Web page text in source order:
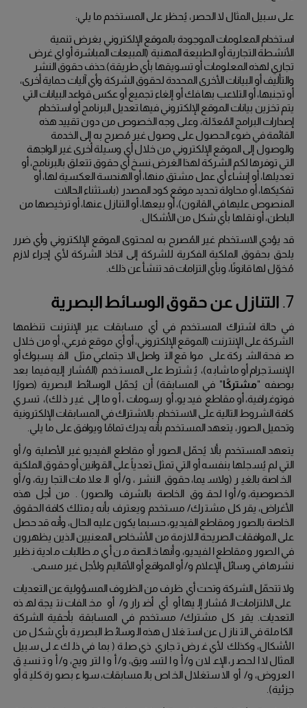
على سبيل المثال لا الحصر، يُحظر على المستخدم ما يلي:
استخدام المعلومات الموجودة بالموقع الإلكتروني بغرض تنمية
الأنشطة التجارية أو الطبيعة المهنية (المبيعات المباشرة أو اي غرض
تجاري لهذه المعلومات أو تسويقها بأي طريقة).حذف حقوق النشر
والتأليف أو البيانات الأخرى المحددة لحقوق الشركة وأي آليات حماية أخرى،
أو تجنبها، أو التلاعب بها. فك أو إلغاء تجميع أو عكس قواعد البيانات التي
يتم تخزين بيانات الموقع الإلكتروني فيها. تعديل البرنامج أو استخدام
إصدارات البرامج المُعدّلة، وعلى وجه الخصوص من دون تقييد هذه
القائمة في ضوء الحصول على وصول غير مُصرح به إلى الخدمة
والوصول إلى الموقع الإلكتروني من خلال أي وسيلة أخرى غير الواجهة
التي توفرها لكم الشركة لهذا الغرض. نسخ أي حقوق تتعلق بالبرنامج، أو
تعديلها، أو إنشاء أي عمل مشتق منها، أو الهندسة العكسية لها، أو
تفكيكها، أو محاولة تحديد موقع كود المصدر (باستثناء الحالات
المنصوص عليها في القانون)، أو بيعها، أو التنازل عنها، أو ترخيصها من
الباطن، أو نقلها بأي شكل من الأشكال.
قد يؤدي الاستخدام غير المُصرح به لمحتوى الموقع الإلكتروني وأي ضرر
يلحق بحقوق الملكية الفكرية
للشركة إلى اتخاذ الشركة لأي إجراء لازم
مُخوّل لها قانونًا، وبأي التزامات قد تنشأ عن ذلك.
7. التنازل عن حقوق الوسائط البصرية
في حالة اشتراك المستخدم في أي مسابقات عبر الإنترنت تنظمها
الشركة على الإنترنت (الموقع الإلكتروني، أو أي موقع فرعي، أو من خلال
صفحة الشركة على مواقع التواصل الاجتماعي مثل الفيسبوك أو
الإنستجرام أو ما شابه)، يُشترط على المستخدم (المُشار إليه فيما بعد
بوصفه "مشتركًا " في المسابقة) أن يُحمّل الوسائط البصرية (صورًا
فوتوغرافية، أو مقاطع فيديو، أو رسومات، أو ما إلى غير ذلك)، تسري
كافة الشروط التالية على الاستخدام. بالاشتراك في المسابقات الإلكترونية
وتحميل الصور، يتعهد المستخدم بأنه يدرك تمامًا ويوافق على ما يلي.
يتعهد المستخدم بألا يُحمّل الصور أو مقاطع الفيديو غير الأصلية و/ أو
التي لم يُسجلها بنفسه أو التي تمثل تعدياً على القوانين أو حقوق الملكية
الخاصة بالغير (ولاسيما، حقوق النشر، و/ أو العلامات التجارية، و/ أو
الخصوصية، و/ أو الحقوق الخاصة بالشرف والصور).
من أجل هذه
الأغراض، يقر كل مشترك/ مستخدم ويعترف بأنه يمتلك كافة الحقوق
الخاصة بالصور ومقاطع الفيديو، حسبما يكون عليه الحال، وأنه قد حصل
على الموافقات الصريحة اللازمة من الأشخاص المعنيين الذين يظهرون
في الصور ومقاطع الفيديو، وأنها خالصة من أي مطالبات مادية نظير
نشرها في وسائل الإعلام و/ أو المواقع أو الأقاليم ولأجل غير مسمى.
ولا تتحمّل الشركة وتحت أي ظرف من الظروف المسؤولية عن التعديات
على الالتزامات المُشار إليها أو أي أضرار و/ أو مخالفات نتيجة لهذه
التعديات.
يقر كل مشترك/ مستخدم في المسابقة بأحقية الشركة
الكاملة في التنازل عن استغلال هذه الوسائط البصرية بأي شكل من
الأشكال، وكذلك لأي غرض تجاري ذي صلة (بما في ذلك على سبيل
المثال لا الحصر، الإعلان و/ أو التسويق، و/ أو الترويج، و/ أو تنسيق
العروض، و/ أو الاستغلال الخاص بالمسابقات، سواء بصورة كلية أو
جزئية).